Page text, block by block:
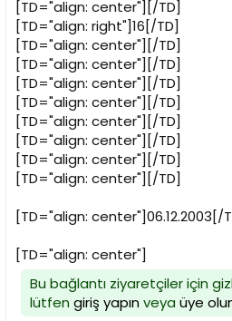
[TD="align: center"][/TD]
[TD="align: right"]16[/TD]
[TD="align: center"][/TD]
[TD="align: center"][/TD]
[TD="align: center"][/TD]
[TD="align: center"][/TD]
[TD="align: center"][/TD]
[TD="align: center"][/TD]
[TD="align: center"][/TD]
[TD="align: center"][/TD]
[TD="align: center"]06.12.2003[/
[TD="align: center"]
Bu bağlantı ziyaretçiler için
lütfen giriş yapınveya üye